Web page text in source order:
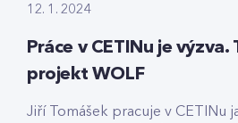
12. 1. 2024
Práce v CETINu je
projekt WOLF
Jiří Tomášek pracuje v CETINu